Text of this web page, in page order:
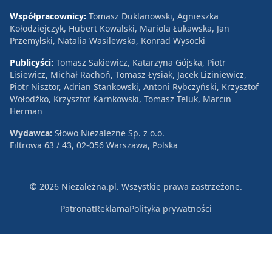
Współpracownicy: Tomasz Duklanowski, Agnieszka
Kołodziejczyk, Hubert Kowalski, Mariola Łukawska, Jan
Przemyłski, Natalia Wasilewska, Konrad Wysocki
Publicyści: Tomasz Sakiewicz, Katarzyna Gójska, Piotr
Lisiewicz, Michał Rachoń, Tomasz Łysiak, Jacek Liziniewicz,
Piotr Nisztor, Adrian Stankowski, Antoni Rybczyński, Krzysztof
Wołodźko, Krzysztof Karnkowski, Tomasz Teluk, Marcin
Herman
Wydawca: Słowo Niezależne Sp. z o.o.
Filtrowa 63 / 43, 02-056 Warszawa, Polska
© 2026 Niezależna.pl. Wszystkie prawa zastrzeżone.
PatronatReklamaPolityka prywatności